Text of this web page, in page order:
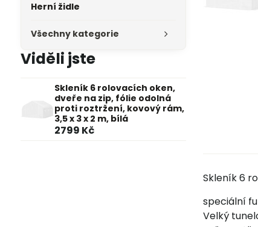
Skleník 6
speciální
Velký
Herní židle
Všechny kategorie
Viděli jste
Skleník 6 rolovacích oken,
dveře na zip, fólie odolná
proti roztržení, kovový rám,
3,5 x 3 x 2 m, bílá
2799 Kč